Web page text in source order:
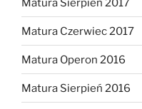
Matura Czerwiec 2017
Matura Operon 2016
Matura Sierpień 2016